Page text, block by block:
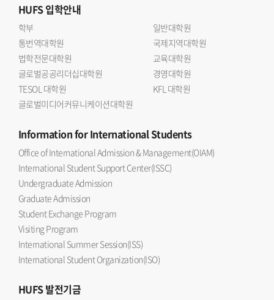
HUFS입학안내
학부
일반대학원
통번역대학원
국제지역대학원
법학전문대학원
교육대학원
글로벌공공리더십대학원
경영대학원
TESOL 대학원
KFL 대학원
글로벌미디어커뮤니케이션대학원
Informationfor International Students
Office of International Admission & Management(OIAM)
International Student Support Center(ISSC)
Undergraduate Admission
Graduate Admission
Student Exchange Program
Visiting Program
International Summer Session(ISS)
International Student Organization(ISO)
HUFS발전기금